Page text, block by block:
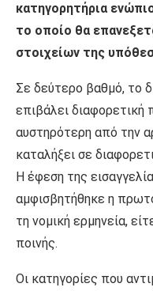
κατηγορητήρια
το οποίο θα
στοιχείων της
Σε δεύτερο βαθμό, το
επιβάλει
αυστηρότερη από την
καταλήξει σε
Η έφεση της
αμφισβητήθηκε η
τη νομική ερμηνεία,
ποινής.
Οι κατηγορίες που